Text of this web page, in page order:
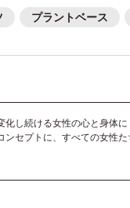
プラントベース
化し続ける女性の心と身体に
ンセプトに、すべての女性